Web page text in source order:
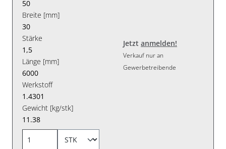
50
Breite [mm]
30
Stärke
1,5
Länge [mm]
6000
Werkstoff
1.4301
Gewicht [kg/stk]
11.38
Jetzt anmelden!
Verkauf nur an
Gewerbetreibende